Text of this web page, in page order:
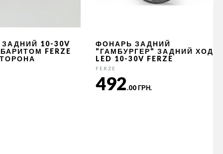
10-30V
FERZE
ФОНАРЬ ЗАДНИЙ
"ГАМБУРГЕР" ЗАДНИЙ ХОД
LED 10-30V FERZE
FERZE
492.00 ГРН.